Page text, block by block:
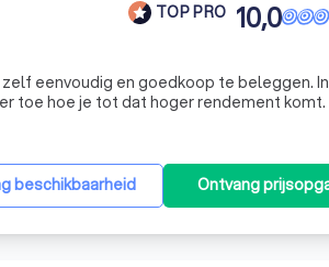
TOP PRO 10,0
eenvoudig en goedkoop te beleggen.
toe hoe je tot dat hoger rendement komt.
beschikbaarheid Ontvang